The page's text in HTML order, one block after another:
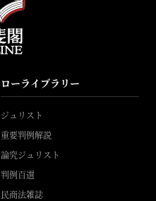
ローライブラリー
ジュリスト
重要判例解説
論究ジュリスト
判例百選
民商法雑誌